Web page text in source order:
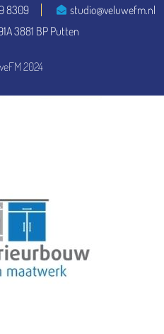
2024
8309
studio@veluwefm.nl
3881 BP Putten